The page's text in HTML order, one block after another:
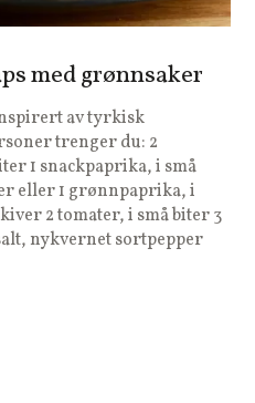
med grønnsaker
av tyrkisk
trenger du: 2
1 snackpaprika, i små
eller 1 grønnpaprika, i
2 tomater, i små biter 3
nykvernet sortpepper